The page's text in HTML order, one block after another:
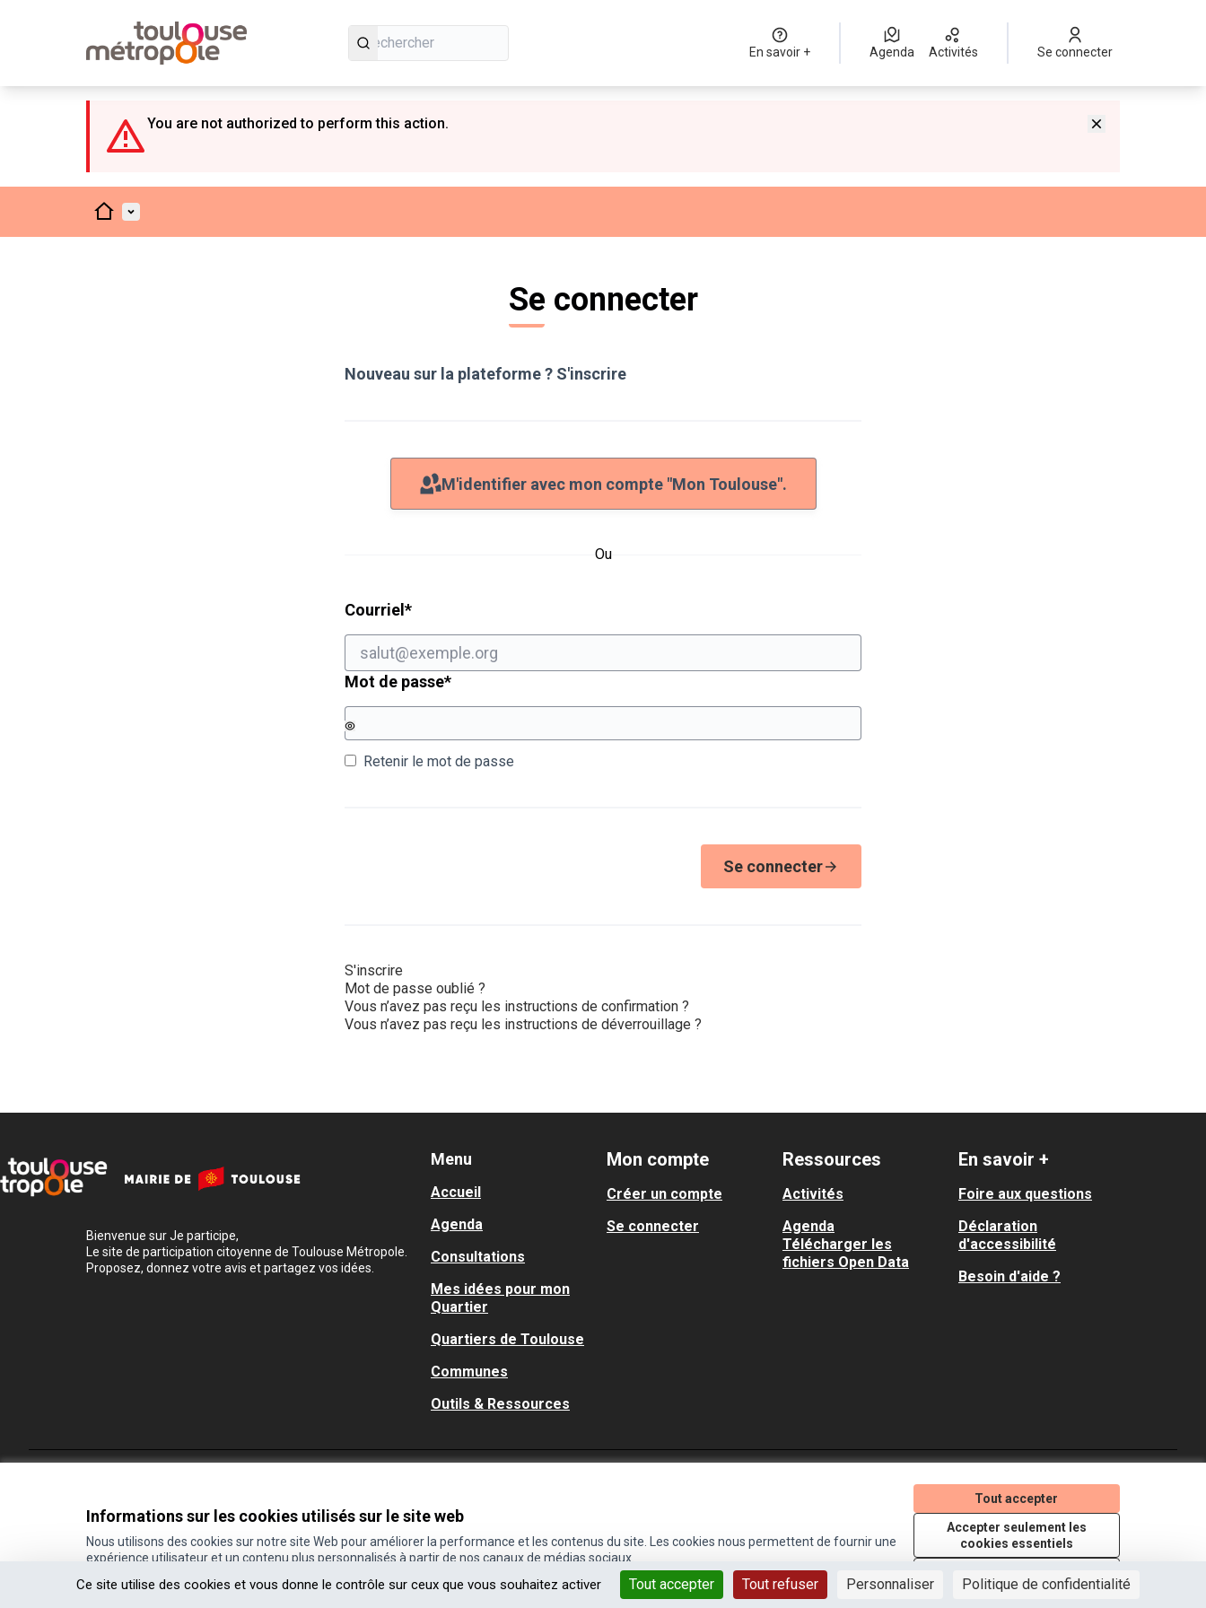
Ce site utilise des cookies et vous donne le contrôle sur ceux que vous souhaitez activer Tout accepter Tout refuser Personnaliser Politique de confidentialité
Informations sur les cookies utilisés sur le site web
Nous utilisons des cookies sur notre site Web pour améliorer la performance et les contenus du site. Les cookies nous permettent de fournir une
expérience utilisateur et un contenu plus personnalisés à partir de nos canaux de médias sociaux.
Tout accepter
Accepter seulement les
cookies essentiels
En savoir + Agenda Activités Se connecter
You are not authorized to perform this action.
AccueilMenu principal
Se connecter
Nouveau sur la plateforme ? S'inscrire
M'identifier avec mon compte "Mon Toulouse".
Ou
Courriel *Champ obligatoire
Mot de passe*Champ obligatoire
Retenir le mot de passe
Se connecter
S'inscrire
Mot de passe oublié ?
Vous n’avez pas reçu les instructions de confirmation ?
Vous n’avez pas reçu les instructions de déverrouillage ?
Bienvenue sur Je participe,
Le site de participation citoyenne de Toulouse Métropole.
Proposez, donnez votre avis et partagez vos idées.
Menu
Accueil
Agenda
Consultations
Mes idées pour mon
Quartier
Quartiers de Toulouse
Communes
Outils & Ressources
Mon compte
Créer un compte
Se connecter
Ressources
Activités
Agenda
Télécharger les
fichiers Open Data
En savoir +
Foire aux questions
Déclaration
d'accessibilité
Besoin d'aide ?
(Lien externe)
(Lien externe)
(Lien externe)
(Lien externe)
Site réalisé grâce aulogiciel libre Decidim
(Lien externe)
.
Licence Creative
(Lien externe)